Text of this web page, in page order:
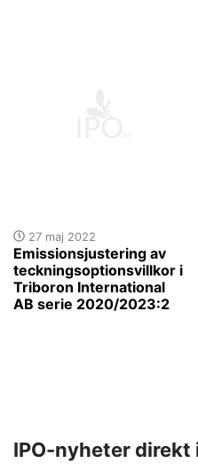
27 maj 2022
Emissionsjustering av
teckningsoptionsvillkor i
Triboron International
AB serie 2020/2023:2
IPO-nyheter direkt